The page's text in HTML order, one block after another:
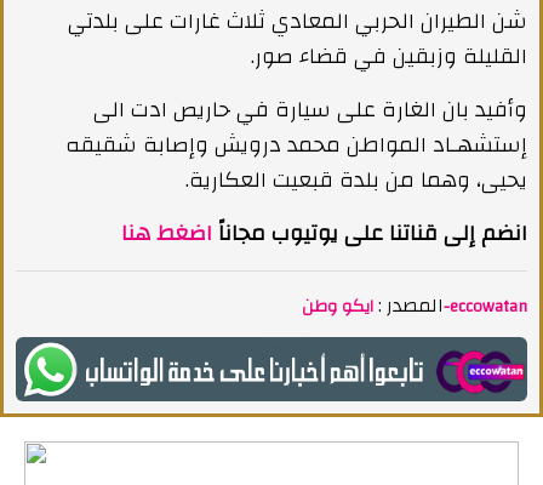
شن الطيران الحربي المعادي ثلاث غارات على بلدتي
القليلة وزبقين في قضاء صور.
وأفيد بان الغارة على سيارة في حاريص ادت الى
إستشهـاد المواطن محمد درويش وإصابة شقيقه
يحيى، وهما من بلدة قبعيت العكارية.
انضم إلى قناتنا على يوتيوب مجاناً اضغط هنا
المصدر :ايكو وطن-eccowatan